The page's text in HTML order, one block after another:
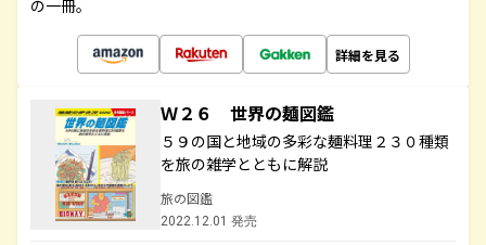
の一冊。
詳細を見る
Ｗ２６ 世界の麺図鑑
５９の国と地域の多彩な麺料理２３０種類
を旅の雑学とともに解説
旅の図鑑
2022.12.01 発売